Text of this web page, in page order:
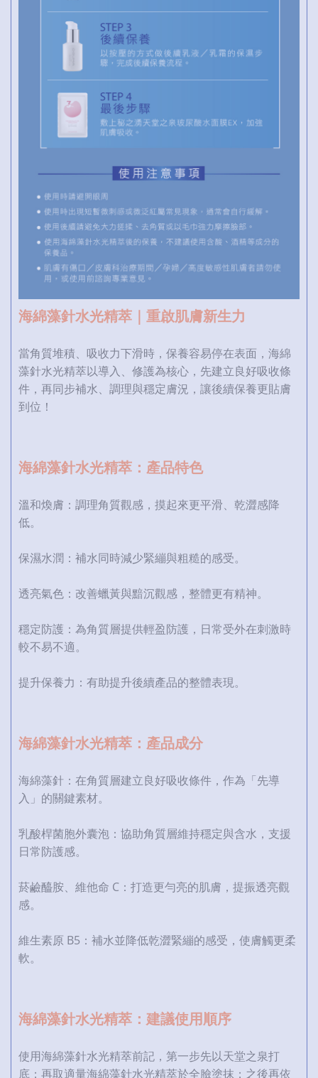
海綿藻針水光精萃｜重啟肌膚新生力
當角質堆積、吸收力下滑時，保養容易停在表面，海綿
藻針水光精萃以導入、修護為核心，先建立良好吸收條
件，再同步補水、調理與穩定膚況，讓後續保養更貼膚
到位！
海綿藻針水光精萃：產品特色
溫和煥膚：調理角質觀感，摸起來更平滑、乾澀感降
低。
保濕水潤：補水同時減少緊繃與粗糙的感受。
透亮氣色：改善蠟黃與黯沉觀感，整體更有精神。
穩定防護：為角質層提供輕盈防護，日常受外在刺激時
較不易不適。
提升保養力：有助提升後續產品的整體表現。
海綿藻針水光精萃：產品成分
海綿藻針：在角質層建立良好吸收條件，作為「先導
入」的關鍵素材。
乳酸桿菌胞外囊泡：協助角質層維持穩定與含水，支援
日常防護感。
菸鹼醯胺、維他命 C：打造更勻亮的肌膚，提振透亮觀
感。
維生素原 B5：補水並降低乾澀緊繃的感受，使膚觸更柔
軟。
海綿藻針水光精萃：建議使用順序
使用海綿藻針水光精萃前記，第一步先以天堂之泉打
底；再取適量海綿藻針水光精萃於全臉塗抹；之後再依